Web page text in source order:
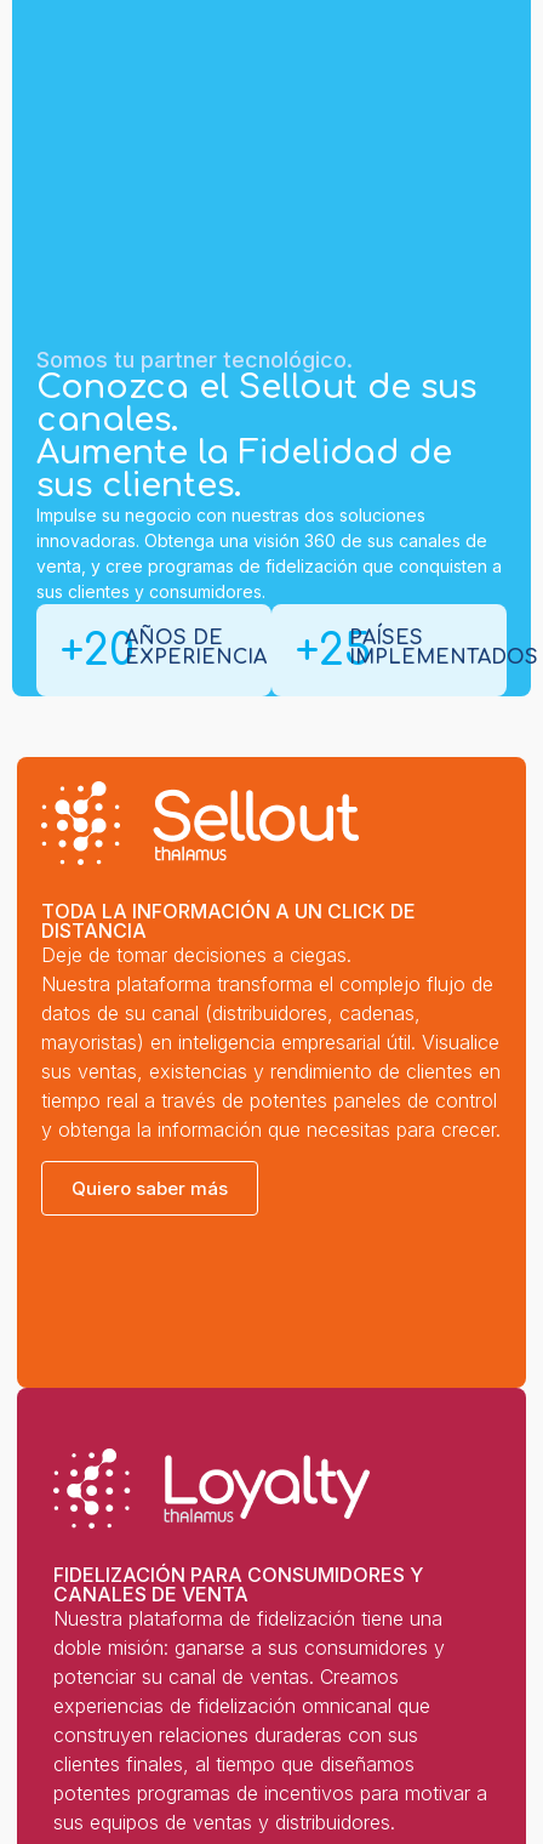
Somos tu partner tecnológico.
Conozca el Sellout de sus
canales.
Aumente la Fidelidad de
sus clientes.
Impulse su negocio con nuestras dos soluciones
innovadoras. Obtenga una visión 360 de sus canales de
venta, y cree programas de fidelización que conquisten a
sus clientes y consumidores.
+20AÑOS DE
EXPERIENCIA
+25PAÍSES
IMPLEMENTADOS
TODA LA INFORMACIÓN A UN CLICK DE
DISTANCIA
Deje de tomar decisiones a ciegas.
Nuestra plataforma transforma el complejo flujo de
datos de su canal (distribuidores, cadenas,
mayoristas) en inteligencia empresarial útil. Visualice
sus ventas, existencias y rendimiento de clientes en
tiempo real a través de potentes paneles de control
y obtenga la información que necesitas para crecer.
Quiero saber más
FIDELIZACIÓN PARA CONSUMIDORES Y
CANALES DE VENTA
Nuestra plataforma de fidelización tiene una
doble misión: ganarse a sus consumidores y
potenciar su canal de ventas. Creamos
experiencias de fidelización omnicanal que
construyen relaciones duraderas con sus
clientes finales, al tiempo que diseñamos
potentes programas de incentivos para motivar a
sus equipos de ventas y distribuidores.